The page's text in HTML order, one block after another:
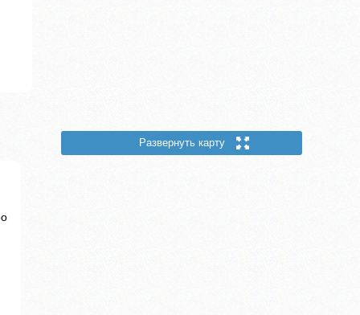
Развернуть карту